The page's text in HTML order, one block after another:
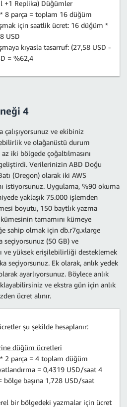
+1 Replika) Düğümler
8 parça = toplam 16 düğüm
için saatlik ücret: 16 düğüm *
USD
kıyasla tasarruf: (27,58 USD -
= %62,4
4
ve ekibiniz
ve olağanüstü durum
iki bölgede çoğaltılmasını
Verilerinizin ABD Doğu
(Oregon) olarak iki AWS
istiyorsunuz. Uygulama, %90 okuma
yaklaşık 75.000 işlemden
boyutu, 150 baytlık yazma
tamamını kümeye
sahip olmak için db.r7g.xlarge
(50 GB) ve
ve yüksek erişilebilirliği desteklemek
seçiyorsunuz. Ek olarak, anlık yedek
ayarlıyorsunuz. Böylece anlık
ve ekstra gün için anlık
ücret alınır.
şu şekilde hesaplanır:
düğüm ücretleri
2 parça = 4 toplam düğüm
= 0,4319 USD/saat 4
başına 1,728 USD/saat
bir bölgedeki yazmalar için ücret